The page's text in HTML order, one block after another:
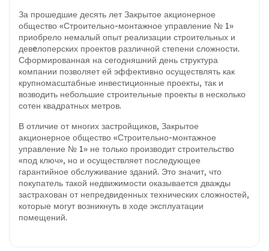
За прошедшие десять лет Закрытое акционерное
общество «Строительно-монтажное управление № 1»
приобрело немалый опыт реализации строительных и
девeлоперских проектов различной степени сложности.
Сформированная на сегодняшний день структура
компании позволяет ей эффективно осуществлять как
крупномасштабные инвестиционные проекты, так и
возводить небольшие строительные проекты в несколько
сотен квадратных метров.
В отличие от многих застройщиков, Закрытое
акционерное общество «Строительно-монтажное
управление № 1» не только производит строительство
«под ключ», но и осуществляет последующее
гарантийное обслуживание зданий. Это значит, что
покупатель такой недвижимости оказывается дважды
застрахован от непредвиденных технических сложностей,
которые могут возникнуть в ходе эксплуатации
помещений.